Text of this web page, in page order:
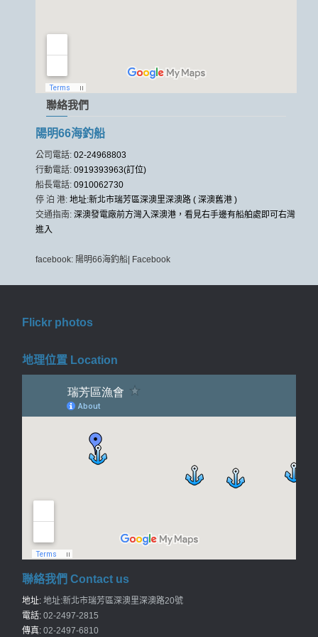
聯絡我們
陽明66海釣船
公司電話: 02-24968803
行動電話: 0919393963(訂位)
船長電話: 0910062730
停 泊 港: 地址:新北市瑞芳區深澳里深澳路 ( 深澳舊港 )
交通指南: 深澳發電廠前方灣入深澳港，看見右手邊有船舶處即可右灣
進入
facebook: 陽明66海釣船| Facebook
Flickr photos
地理位置 Location
聯絡我們 Contact us
地址: 地址:新北市瑞芳區深澳里深澳路20號
電話: 02-2497-2815
傳真: 02-2497-6810